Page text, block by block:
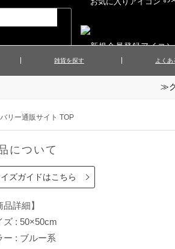
ピース ▲レディーススカート
雑貨を探す
ー
トール
よくあ
≫
リー通販サイト TOP
について
ズガイドはこちら
品詳細】
ズ : 50×50cm
ー : ブルー系